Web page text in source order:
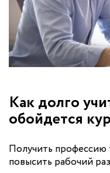
Как долго
обойдется
Получить
повысить рабочий